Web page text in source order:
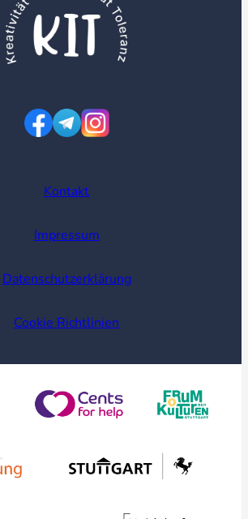
Kontakt
Impressum
Datenschutzerklärung
Cookie Richtlinien